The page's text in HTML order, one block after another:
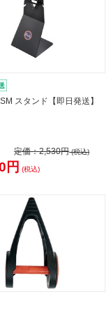
スタンド【即日発送】
定価：2,530円(税込)
円 (税込)